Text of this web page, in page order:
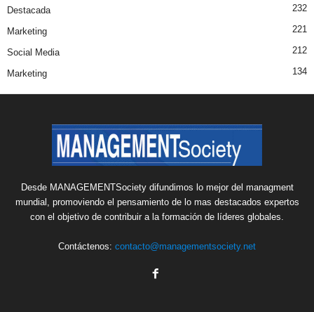
Destacada 232
Marketing 221
Social Media 212
Marketing 134
Desde MANAGEMENTSociety difundimos lo mejor del managment
mundial, promoviendo el pensamiento de lo mas destacados expertos
con el objetivo de contribuir a la formación de líderes globales.
Contáctenos: contacto@managementsociety.net